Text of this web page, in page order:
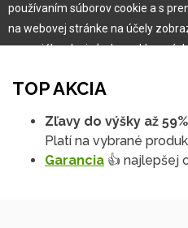
Garancia najlepšej ceny
Užívateľský manuál
Reklamácia
TOP AKCIA
Zľavy do výšky až
Platí na vybrané
Garancia 👍 najlepšej
používaním súborov cookie a s
na webovej stránke na účely
na sociálnych sieťach a
Viac informácií
Na našich webových stránkach